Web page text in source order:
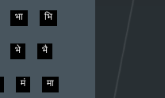
भा भि
भे भै
मं मा